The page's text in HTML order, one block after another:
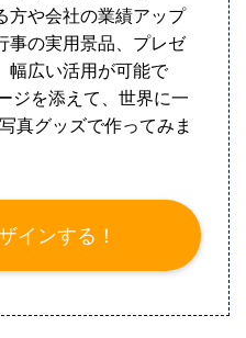
方や会社の業績アップ
事の実用景品、プレゼ
幅広い活用が可能で
ジを添えて、世界に一
真グッズで作ってみま
インする！